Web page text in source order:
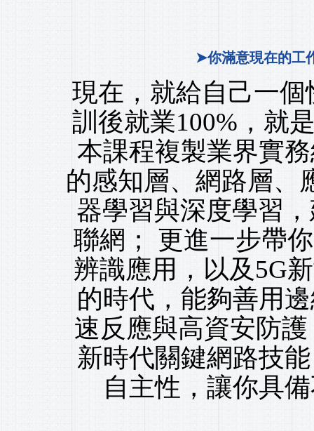
➤你滿意現在的工
現在，就給自己一
訓後就業100%，就
本課程複製業界實
的感知層、網路層、
器學習與深度學習
聯網； 更進一步帶
辨識應用，以及5G
的時代，能夠善用
速反應與高資安防
新時代關鍵網路技
自主性，讓你具